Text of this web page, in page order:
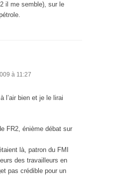
il me semble), sur le
à 11:27
l’air bien et je le lirai
FR2, énième débat sur
là, patron du FMI
des travailleurs en
pas crédible pour un